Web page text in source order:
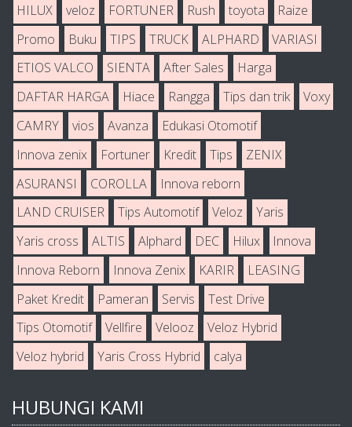
HILUX
veloz FORTUNER Rush toyota
Raize
Promo
Buku TIPS TRUCK ALPHARD
VARIASI
ETIOS VALCO
SIENTA After Sales
Harga
DAFTAR HARGA
Hiace Rangga Tips dan trik
Voxy
CAMRY
vios Avanza
Edukasi Otomotif
Innova zenix
Fortuner Kredit Tips
ZENIX
ASURANSI
COROLLA
Innova reborn
LAND CRUISER
Tips Automotif Veloz
Yaris
Yaris cross
ALTIS Alphard DEC Hilux
Innova
Innova Reborn
Innova Zenix KARIR
LEASING
Paket Kredit
Pameran Servis
Test Drive
Tips Otomotif
Vellfire Velooz
Veloz Hybrid
Veloz hybrid
Yaris Cross Hybrid calya
HUBUNGI KAMI